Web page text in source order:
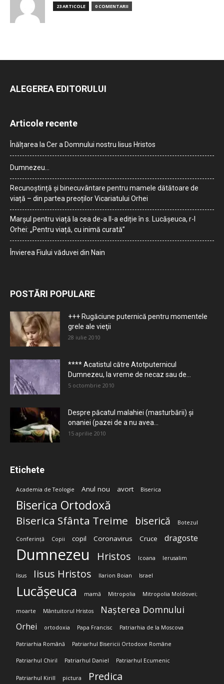
23 ARTICOLE 0 COMENTARII
ALEGEREA EDITORULUI
Articole recente
Înălțarea la Cer a Domnului nostru Iisus Hristos
Dumnezeu…
Recunoștință și binecuvântare pentru mamele dătătoare de
viață – din partea preoților Vicariatului Orhei
Marșul pentru viață la cea de-a II-a ediție în s. Lucășeuca, r-l
Orhei: „Pentru viață, cu inimă curată”
Învierea Fiului văduvei din Nain
POSTĂRI POPULARE
+++ Rugăciune puternică pentru momentele
grele ale vieţii
28 iulie 2010
**** Acatistul către Atotputernicul
Dumnezeu, la vreme de necaz sau de...
5 octombrie 2010
Despre păcatul malahiei (masturbării) şi
onaniei (pazei de a nu avea...
15 aprilie 2010
Etichete
Academia de Teologie Anul nou avort Biserica
Biserica Ortodoxă
Biserica Sfânta Treime biserică Botezul
Conferință Copii copil Coronavirus Cruce dragoste
Dumnezeu Hristos Icoana Ierusalim
Iisus Iisus Hristos Ilarion Boian Israel
Lucășeuca mamă Mitropolia Mitropolia Moldovei;
moarte Mântuitorul Hristos Nașterea Domnului
Orhei ortodoxia Papa Francisc Patriarhia de la Moscova
Patriarhia Română Patriarhul Bisericii Ortodoxe Române
Patriarhul Chiril Patriarhul Daniel Patriarhul Ecumenic
Patriarhul Kirill pictura Predica